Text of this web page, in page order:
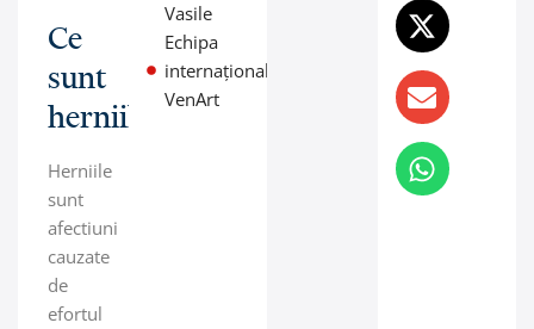
Ce
sunt
herniile?
Herniile
sunt
afectiuni
cauzate
de
efortul
Vasile
Echipa
internațională
VenArt